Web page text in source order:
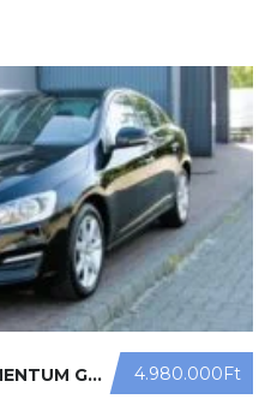
4.980.000Ft
VOLVO S60 2.0 D [D2] MOMENTUM GEART ...